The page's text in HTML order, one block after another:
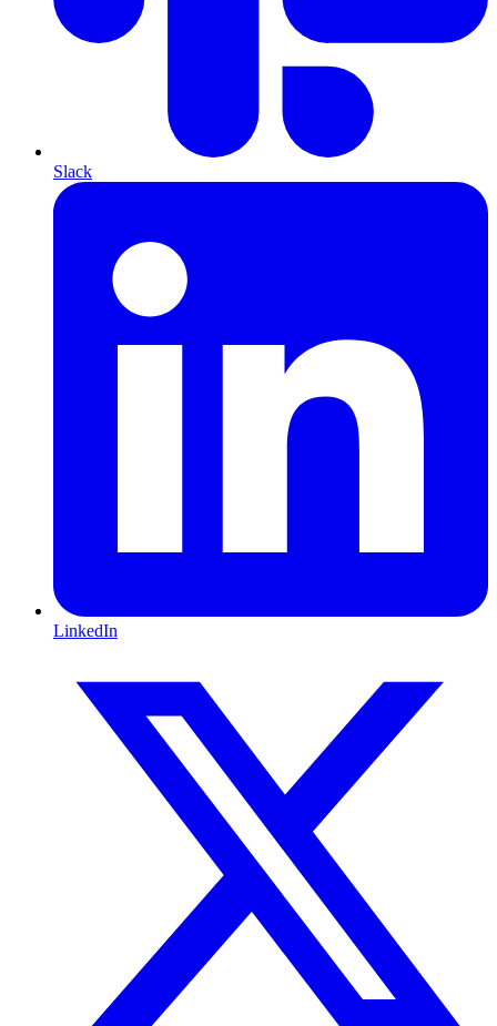
Slack
LinkedIn